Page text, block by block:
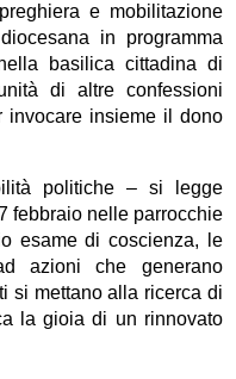
e mobilitazione
in programma
basilica cittadina di
di altre confessioni
invocare insieme il dono
politiche – si legge
febbraio nelle parrocchie
esame di coscienza, le
azioni che generano
si mettano alla ricerca di
la gioia di un rinnovato